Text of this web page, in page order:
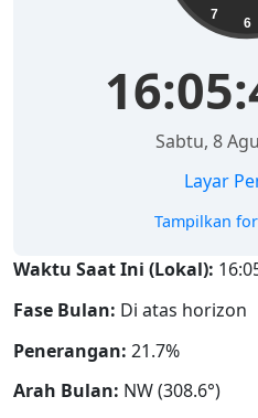
6
7
Sabtu, 8
Layar
Tampilkan
Waktu Saat Ini (Lokal):
Fase Bulan: Di atas horizon
Penerangan: 21.7%
Arah Bulan: NW (308.6°)